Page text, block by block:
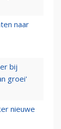
naar
bij
groei'
nieuwe